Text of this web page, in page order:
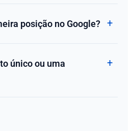
posição no Google?
único ou uma